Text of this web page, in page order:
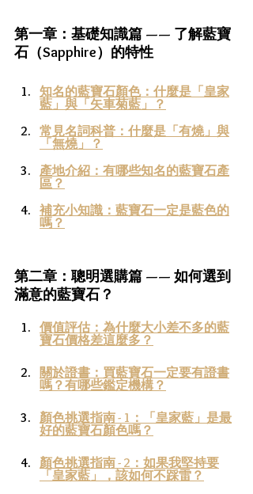
第一章：基礎知識篇 —— 了解藍寶
石（Sapphire）的特性
知名的藍寶石顏色：什麼是「皇家
藍」與「矢車菊藍」？
常見名詞科普：什麼是「有燒」與
「無燒」？
產地介紹：有哪些知名的藍寶石產
區？
補充小知識：藍寶石一定是藍色的
嗎？
第二章：聰明選購篇 —— 如何選到
滿意的藍寶石？
價值評估：為什麼大小差不多的藍
寶石價格差這麼多？
關於證書：買藍寶石一定要有證書
嗎？有哪些鑑定機構？
顏色挑選指南 - 1：「皇家藍」是最
好的藍寶石顏色嗎？
顏色挑選指南 - 2：如果我堅持要
「皇家藍」，該如何不踩雷？